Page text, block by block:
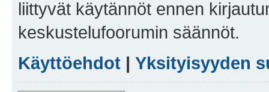
liittyvät käytännöt ennen
keskustelufoorumin säännöt.
Käyttöehdot | Yksityisyyden